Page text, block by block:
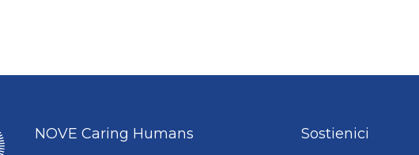
NOVE Caring Humans Sostienici